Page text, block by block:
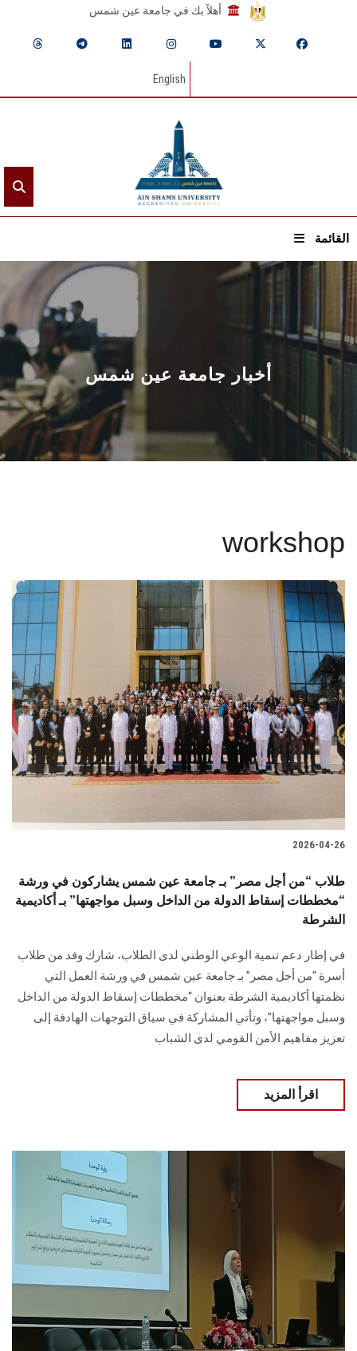
أهلاً بك في جامعة عين شمس
English
القائمة
الرئيسيـة
عن الجامعة
القطاعـات
الشئون الأكاديمية
البحث العلمي
الأنظمة الذكية
الإعلام
تواصل معنا
الطلاب
هيئة التدريس
الموظفون
سجل الان
أخبار جامعة عين شمس
workshop
2026-04-26
طلاب “من أجل مصر” بـ جامعة عين شمس يشاركون في ورشة
“مخططات إسقاط الدولة من الداخل وسبل مواجهتها” بـ أكاديمية
الشرطة
في إطار دعم تنمية الوعي الوطني لدى الطلاب، شارك وفد من طلاب
أسرة “من أجل مصر” بـ جامعة عين شمس في ورشة العمل التي
نظمتها أكاديمية الشرطة بعنوان “مخططات إسقاط الدولة من الداخل
وسبل مواجهتها”، وتأتي المشاركة في سياق التوجهات الهادفة إلى
تعزيز مفاهيم الأمن القومي لدى الشباب
اقرأ المزيد